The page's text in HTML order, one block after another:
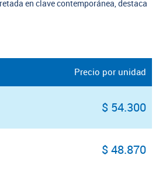
en clave contemporánea, destaca
Precio por unidad
$ 54.300
$ 48.870